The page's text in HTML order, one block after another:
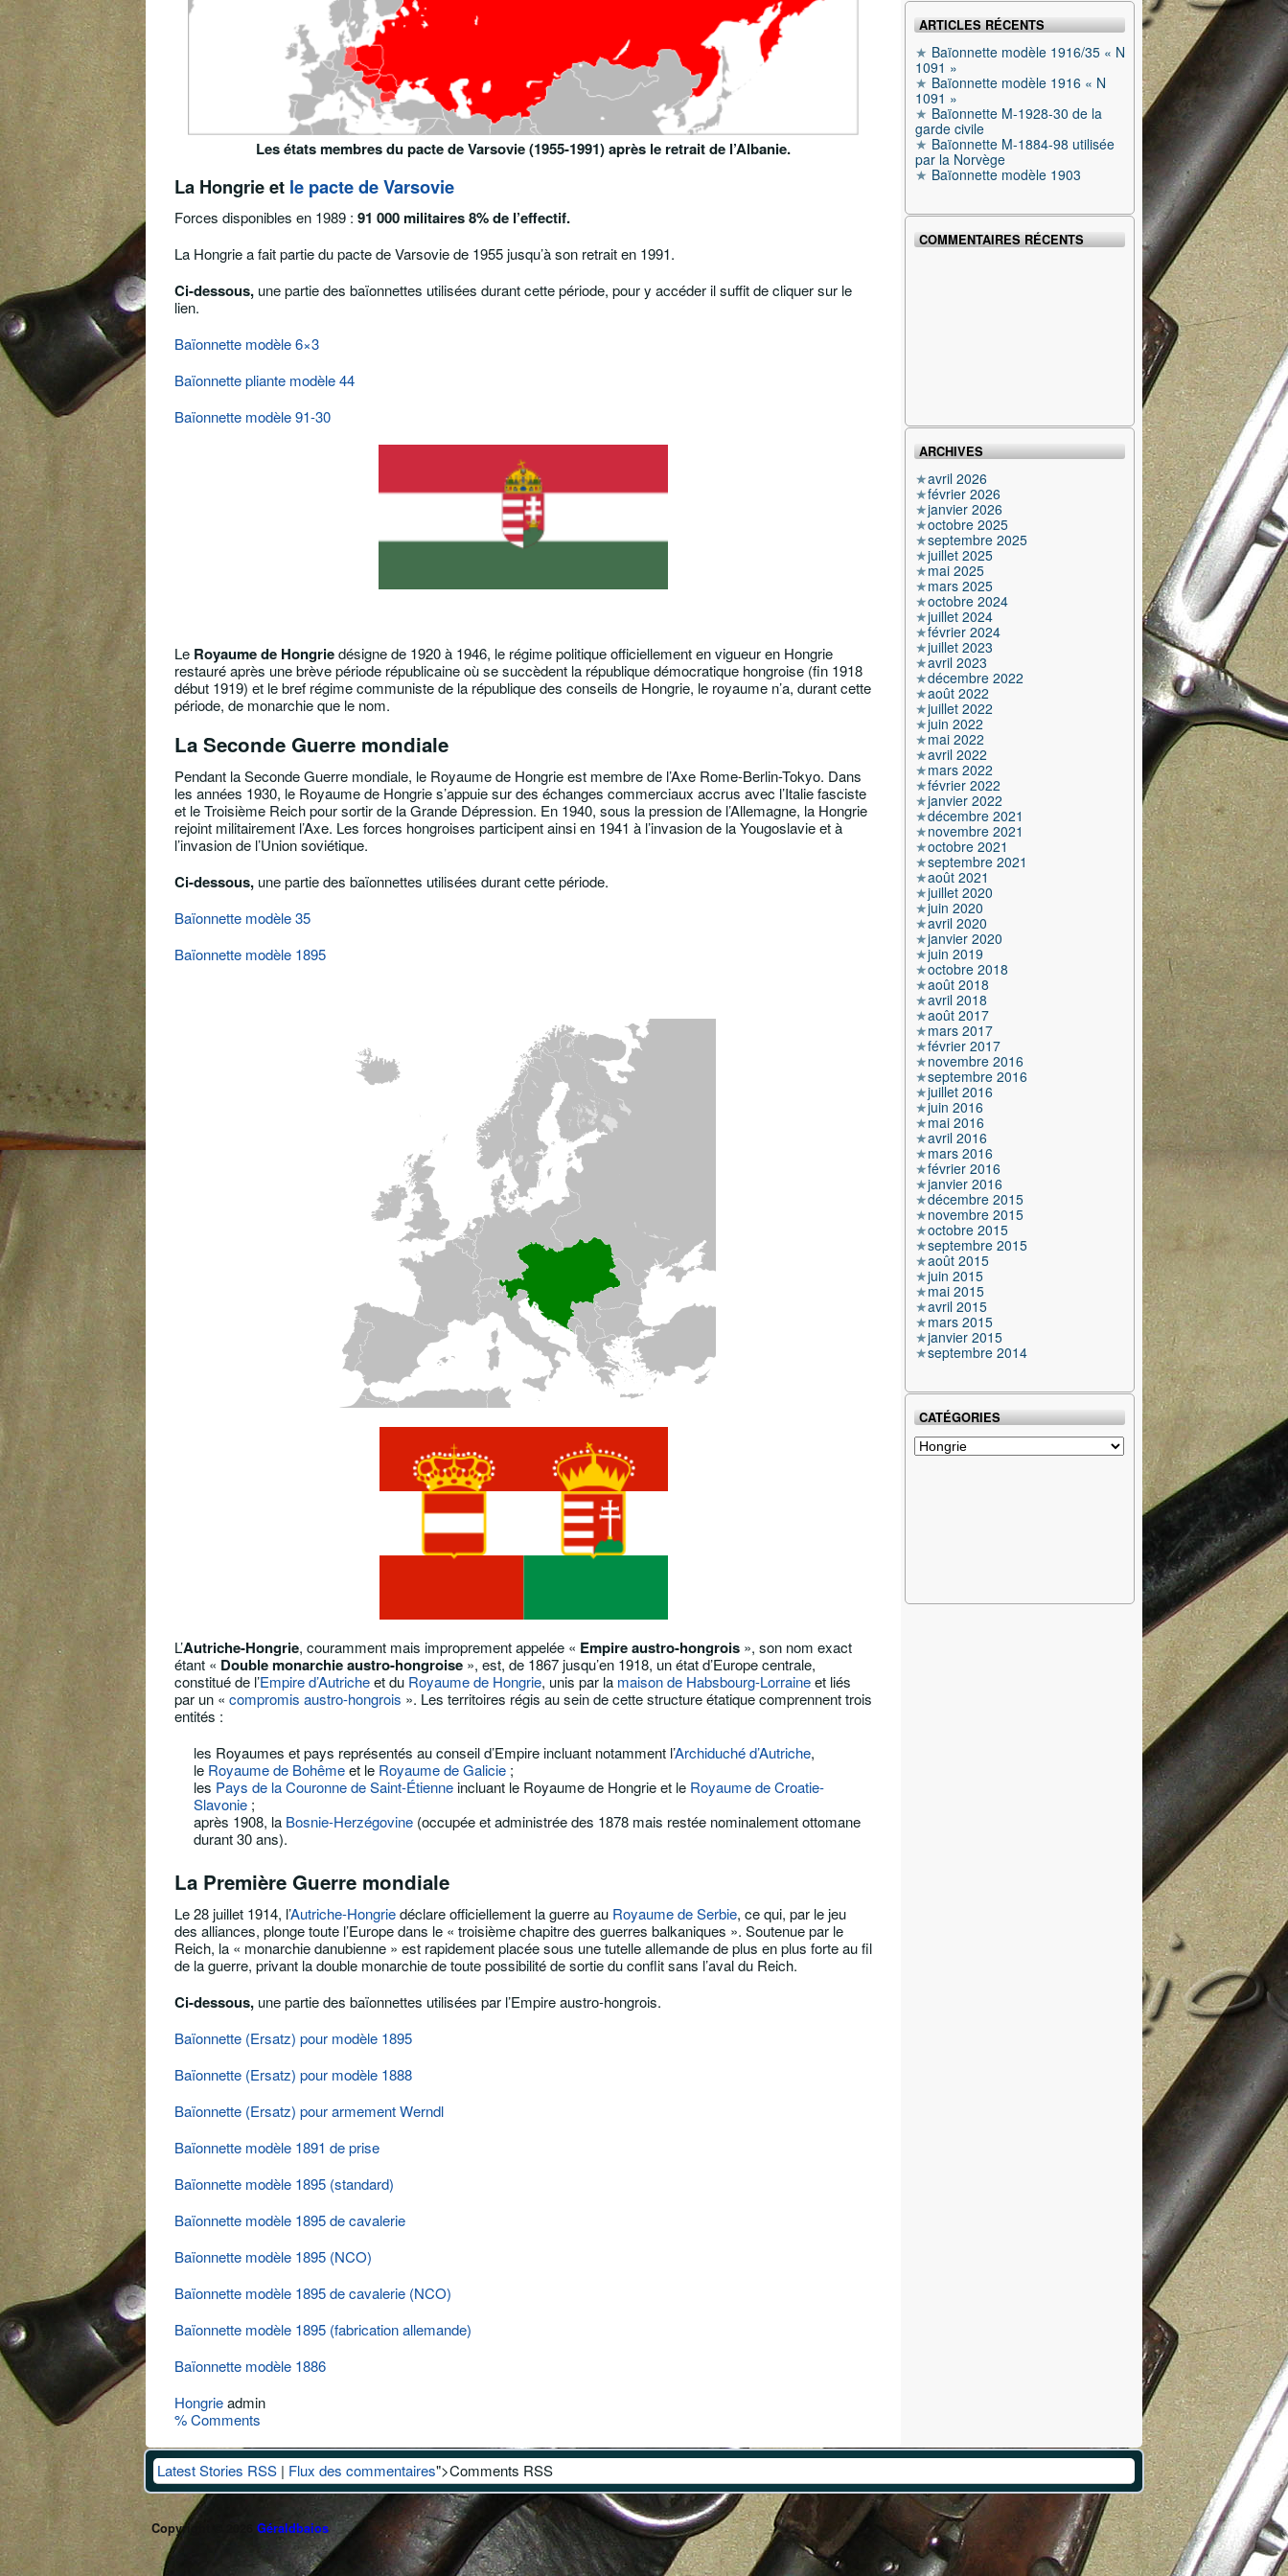
Les états membres du pacte de Varsovie (1955-1991) après le retrait de l’Albanie.
La Hongrie et le pacte de Varsovie
Forces disponibles en 1989 : 91 000 militaires 8% de l’effectif.
La Hongrie a fait partie du pacte de Varsovie de 1955 jusqu’à son retrait en 1991.
Ci-dessous, une partie des baïonnettes utilisées durant cette période, pour y accéder il suffit de cliquer sur le
lien.
Baïonnette modèle 6×3
Baïonnette pliante modèle 44
Baïonnette modèle 91-30
Le Royaume de Hongriedésigne de 1920 à 1946, le régime politique officiellement en vigueur en Hongrie
restauré après une brève période républicaine où se succèdent la république démocratique hongroise (fin 1918
début 1919) et le bref régime communiste de la république des conseils de Hongrie, le royaume n’a, durant cette
période, de monarchie que le nom.
La Seconde Guerre mondiale
Pendant la Seconde Guerre mondiale, le Royaume de Hongrie est membre de l’Axe Rome-Berlin-Tokyo. Dans
les années 1930, le Royaume de Hongrie s’appuie sur des échanges commerciaux accrus avec l’Italie fasciste
et le Troisième Reich pour sortir de la Grande Dépression. En 1940, sous la pression de l’Allemagne, la Hongrie
rejoint militairement l’Axe. Les forces hongroises participent ainsi en 1941 à l’invasion de la Yougoslavie et à
l’invasion de l’Union soviétique.
Ci-dessous, une partie des baïonnettes utilisées durant cette période.
Baïonnette modèle 35
Baïonnette modèle 1895
L’Autriche-Hongrie, couramment mais improprement appelée « Empire austro-hongrois », son nom exact
étant « Double monarchie austro-hongroise », est, de 1867 jusqu’en 1918, un état d’Europe centrale,
constitué de l’Empire d’Autricheet du Royaume de Hongrie, unis par la maison de Habsbourg-Lorraineet liés
par un « compromis austro-hongrois ». Les territoires régis au sein de cette structure étatique comprennent trois
entités :
les Royaumes et pays représentés au conseil d’Empire incluant notamment l’Archiduché d’Autriche,
le Royaume de Bohêmeet le Royaume de Galicie ;
les Pays de la Couronne de Saint-Étienneincluant le Royaume de Hongrie et le Royaume de Croatie-
Slavonie ;
après 1908, la Bosnie-Herzégovine (occupée et administrée des 1878 mais restée nominalement ottomane
durant 30 ans).
La Première Guerre mondiale
Le28 juillet 1914, l’Autriche-Hongriedéclare officiellement la guerre au Royaume de Serbie, ce qui, par le jeu
des alliances, plonge toute l’Europe dans le « troisième chapitre des guerres balkaniques ». Soutenue par le
Reich, la « monarchie danubienne » est rapidement placée sous une tutelle allemande de plus en plus forte au fil
de la guerre, privant la double monarchie de toute possibilité de sortie du conflit sans l’aval du Reich.
Ci-dessous, une partie des baïonnettes utilisées par l’Empire austro-hongrois.
Baïonnette (Ersatz) pour modèle 1895
Baïonnette (Ersatz) pour modèle 1888
Baïonnette (Ersatz) pour armement Werndl
Baïonnette modèle 1891 de prise
Baïonnette modèle 1895 (standard)
Baïonnette modèle 1895 de cavalerie
Baïonnette modèle 1895 (NCO)
Baïonnette modèle 1895 de cavalerie (NCO)
Baïonnette modèle 1895 (fabrication allemande)
Baïonnette modèle 1886
Hongrieadmin
% Comments
ARTICLES RÉCENTS
Baïonnette modèle 1916/35 « N
1091 »
Baïonnette modèle 1916 « N
1091 »
Baïonnette M-1928-30 de la
garde civile
Baïonnette M-1884-98 utilisée
par la Norvège
Baïonnette modèle 1903
COMMENTAIRES RÉCENTS
ARCHIVES
avril 2026
février 2026
janvier 2026
octobre 2025
septembre 2025
juillet 2025
mai 2025
mars 2025
octobre 2024
juillet 2024
février 2024
juillet 2023
avril 2023
décembre 2022
août 2022
juillet 2022
juin 2022
mai 2022
avril 2022
mars 2022
février 2022
janvier 2022
décembre 2021
novembre 2021
octobre 2021
septembre 2021
août 2021
juillet 2020
juin 2020
avril 2020
janvier 2020
juin 2019
octobre 2018
août 2018
avril 2018
août 2017
mars 2017
février 2017
novembre 2016
septembre 2016
juillet 2016
juin 2016
mai 2016
avril 2016
mars 2016
février 2016
janvier 2016
décembre 2015
novembre 2015
octobre 2015
septembre 2015
août 2015
juin 2015
mai 2015
avril 2015
mars 2015
janvier 2015
septembre 2014
CATÉGORIES
Catégories
Latest Stories RSS | Flux des commentaires">Comments RSS
Copyright © 2026 Géraldbaios